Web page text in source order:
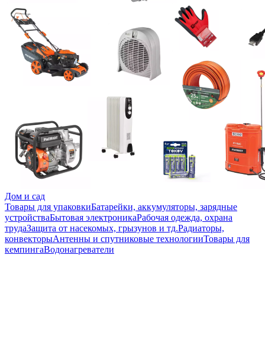
Дом и сад
Товары для упаковкиБатарейки, аккумуляторы, зарядные
устройстваБытовая электроникаРабочая одежда, охрана
трудаЗащита от насекомых, грызунов и тд.Радиаторы,
конвекторыАнтенны и спутниковые технологииТовары для
кемпингаВодонагреватели